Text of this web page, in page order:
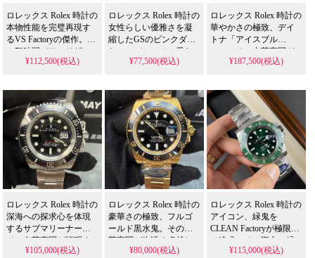
ロレックス Rolex 時計の
本物性能を完璧再現す
るVS Factoryの傑作。そ
の72時間パワーリザー
ブと圧倒的な安定性
気スーパー コピー 格安
市場でも他を圧倒する
品質の証。ディテール
とムーブメントが一歩
で頂点に到達した、ま
さに目を閉じて選べる
決定版です。
¥112,500(税込)
ロレックス Rolex 時計の
女性らしい優雅さを凝
縮したGSのピンクダイ
ヤルモデル。その愛ら
しい色合いと完璧な
安市場でも特別な贈り
物として高く評価さ
れ、デイトジャストの
クラシックな魅力に、
遊び心と上品さを添え
ます。
¥77,500(税込)
ロレックス Rolex 時計の
華やかさの極致、デイ
トナ「アイスブル
ー」。その出荷実写が
物語る卓越した美しさ
別な価値とされ、冷た
く上品なダイヤルが、
まさに収集家が夢見る
究極のクロノグラフを
体現します。
¥187,500(税込)
ロレックス Rolex 時計の
深海への探求心を体現
するサブマリーナー。
その出荷実写が証明す
る圧倒的な完成度は、N
¥105,000(税込)
ロレックス Rolex 時計の
豪華さの極致、フルゴ
ールド黒水鬼。その出
荷実写が物語る卓越し
た仕上がりは、N級品人
¥80,000(税込)
ロレックス Rolex 時計の
アイコン、緑鬼を
CLEAN Factoryが極限ま
で追求。その際立つ緑
の輝きと卓越した完成
¥115,000(税込)